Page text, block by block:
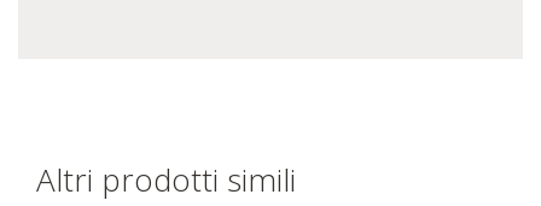
Altri prodotti simili